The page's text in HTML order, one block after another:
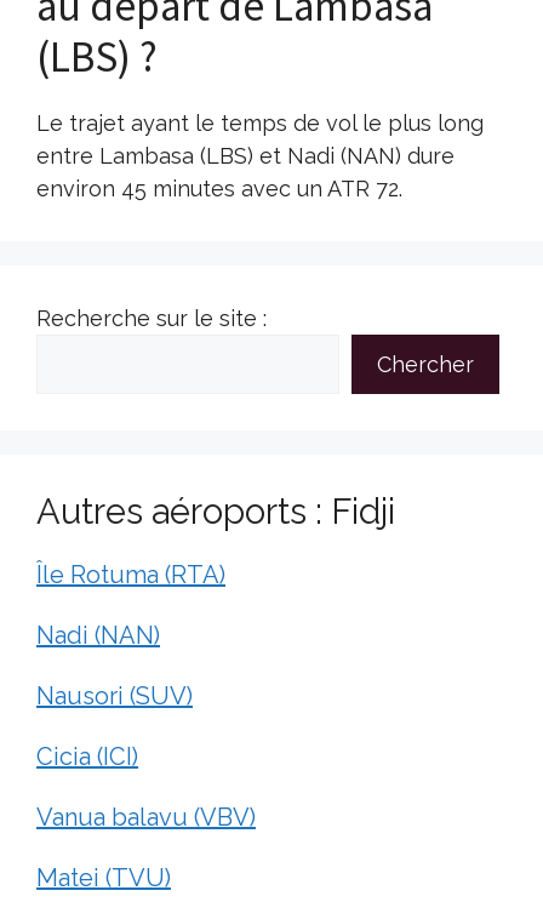
(LBS) ?
Le trajet ayant le temps de vol le plus long
entre Lambasa (LBS) et Nadi (NAN) dure
environ 45 minutes avec un ATR 72.
Recherche sur le site :
Chercher
Autres aéroports : Fidji
Île Rotuma (RTA)
Nadi (NAN)
Nausori (SUV)
Cicia (ICI)
Vanua balavu (VBV)
Matei (TVU)